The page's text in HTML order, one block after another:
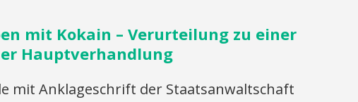
mit Kokain – Verurteilung zu einer
Hauptverhandlung
mit Anklageschrift der Staatsanwaltschaft